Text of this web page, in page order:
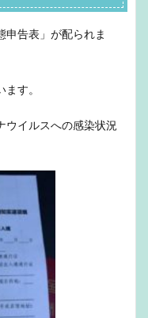
申告表」が配られま
す。
ウイルスへの感染状況